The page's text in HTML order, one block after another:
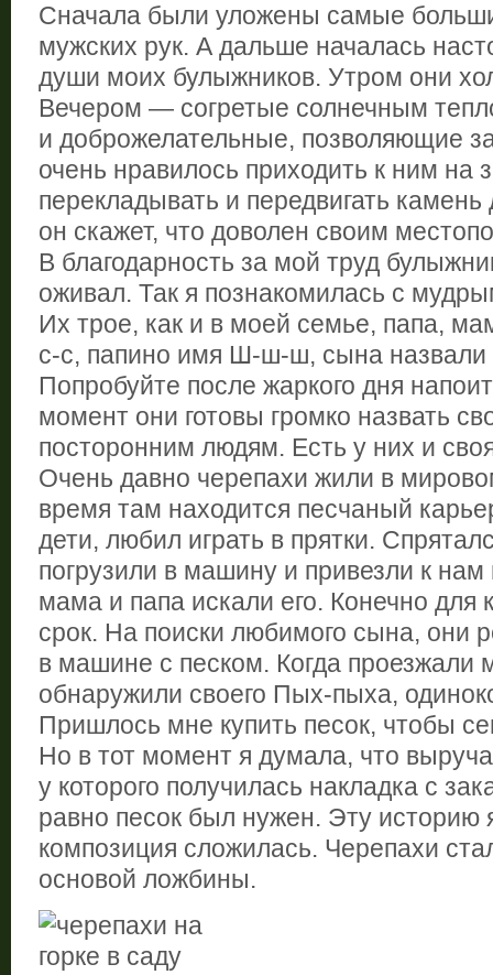
Сначала были уложены самые
мужских рук. А дальше началась
души моих булыжников. Утром они
Вечером — согретые солнечным
и доброжелательные, позволяющие
очень нравилось приходить к ним на
перекладывать и передвигать камень
он скажет, что доволен своим
В благодарность за мой труд
оживал. Так я познакомилась с
Их трое, как и в моей семье, папа,
с-с, папино имя Ш-ш-ш, сына
Попробуйте после жаркого дня
момент они готовы громко назвать
посторонним людям. Есть у них и
Очень давно черепахи жили в
время там находится песчаный
дети, любил играть в прятки.
погрузили в машину и привезли к нам
мама и папа искали его. Конечно для
срок. На поиски любимого сына, они
в машине с песком. Когда проезжали
обнаружили своего Пых-пыха,
Пришлось мне купить песок, чтобы
Но в тот момент я думала, что
у которого получилась накладка с
равно песок был нужен. Эту историю
композиция сложилась. Черепахи
основой ложбины.